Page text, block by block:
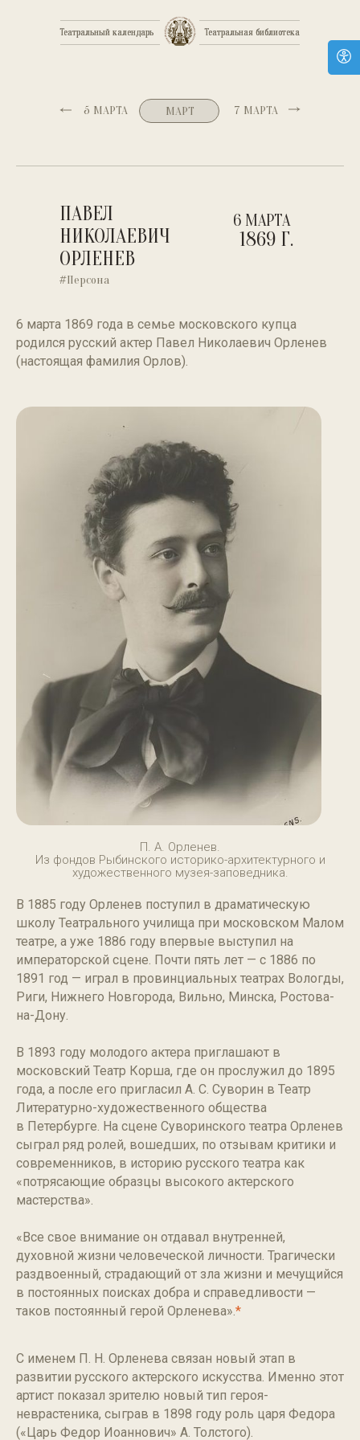
Театральная библиотека
Театральная библиотека
Театральный календарь
Театральный календарь
5 МАРТА 7 МАРТА
МАРТ
ПАВЕЛ
НИКОЛАЕВИЧ
ОРЛЕНЕВ
6 МАРТА
1869 Г.
#Персона
6 марта 1869 года в семье московского купца
родился русский актер Павел Николаевич Орленев
(настоящая фамилия Орлов).
П. А. Орленев.
Из фондов Рыбинского историко-архитектурного и
художественного музея-заповедника.
В 1885 году Орленев поступил в драматическую
школу Театрального училища при московском Малом
театре, а уже 1886 году впервые выступил на
императорской сцене. Почти пять лет — с 1886 по
1891 год — играл в провинциальных театрах Вологды,
Риги, Нижнего Новгорода, Вильно, Минска, Ростова-
на-Дону.
В 1893 году молодого актера приглашают в
московский Театр Корша, где он прослужил до 1895
года, а после его пригласил А. С. Суворин в Театр
Литературно-художественного общества
в Петербурге. На сцене Суворинского театра Орленев
сыграл ряд ролей, вошедших, по отзывам критики и
современников, в историю русского театра как
«потрясающие образцы высокого актерского
мастерства».
«Все свое внимание он отдавал внутренней,
духовной жизни человеческой личности. Трагически
раздвоенный, страдающий от зла жизни и мечущийся
в постоянных поисках добра и справедливости —
таков постоянный герой Орленева».*
С именем П. Н. Орленева связан новый этап в
развитии русского актерского искусства. Именно этот
артист показал зрителю новый тип героя-
неврастеника, сыграв в 1898 году роль царя Федора
(«Царь Федор Иоаннович» А. Толстого).